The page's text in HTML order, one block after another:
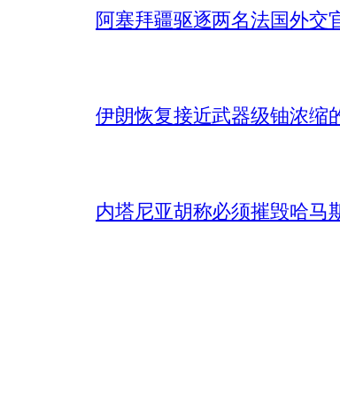
阿塞拜疆驱逐两名法国外交
伊朗恢复接近武器级铀浓缩
内塔尼亚胡称必须摧毁哈马